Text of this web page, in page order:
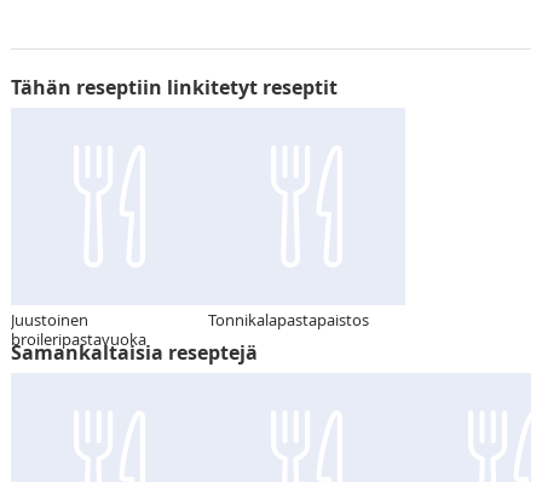
Tähän reseptiin linkitetyt reseptit
Juustoinen
broileripastavuoka
Tonnikalapastapaistos
Samankaltaisia reseptejä